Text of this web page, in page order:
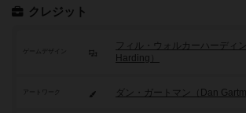
クレジット
ゲームデザイン
フィル・ウォルカーハーディ
Harding）
アートワーク ダン・ガートマン（Dan